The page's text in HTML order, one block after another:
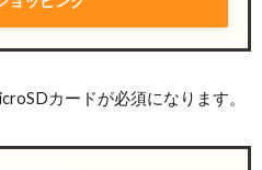
カードが必須になります。